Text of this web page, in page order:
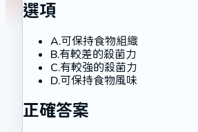
選項
A.可保持食物組織
B.有較差的殺菌力
C.有較強的殺菌力
D.可保持食物風味
正確答案